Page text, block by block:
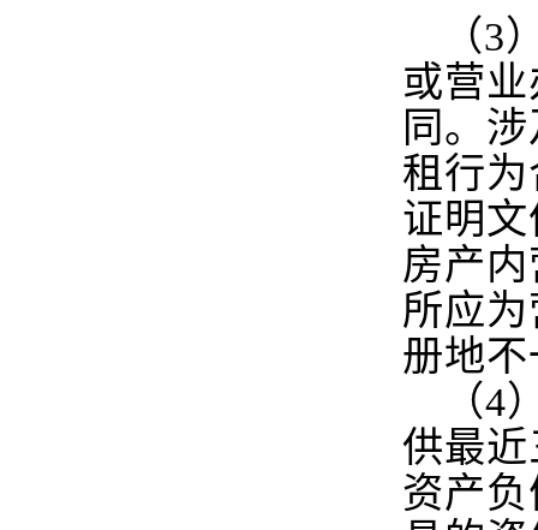
（3
或营
同。
租行
证明
房产
所应
册地
（
供最
资产